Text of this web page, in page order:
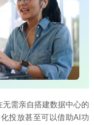
需亲自搭建数据中心的
投放甚至可以借助AI功